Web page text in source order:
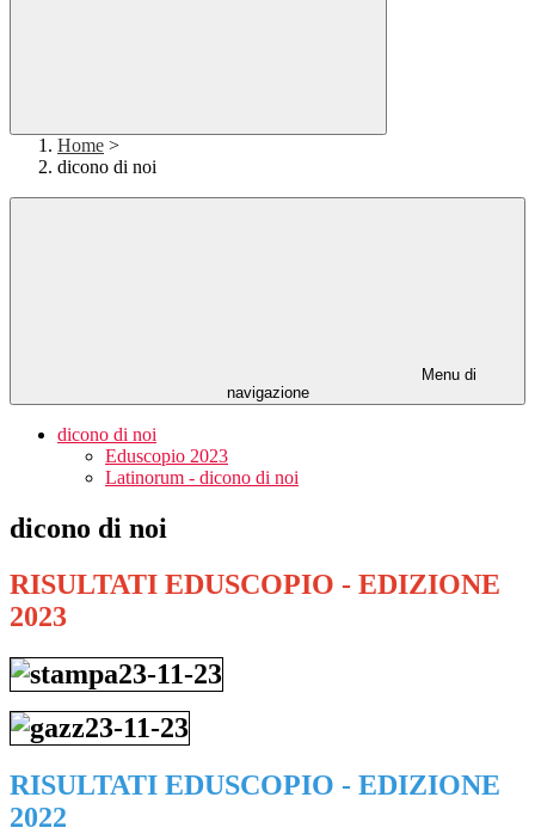
Home >
dicono di noi
Menu di
navigazione
dicono di noi
Eduscopio 2023
Latinorum - dicono di noi
dicono di noi
RISULTATI EDUSCOPIO - EDIZIONE
2023
RISULTATI EDUSCOPIO - EDIZIONE
2022